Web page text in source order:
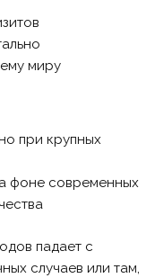
миру
при крупных
фоне современных
падает с
случаев или там,